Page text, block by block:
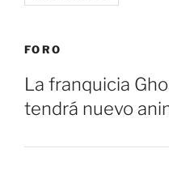
FORO
La franquicia
tendrá nuevo